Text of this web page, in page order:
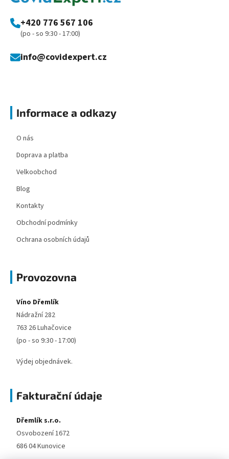
+420 776 567 106
(po - so 9:30 - 17:00)
info@covidexpert.cz
Informace a odkazy
O nás
Doprava a platba
Velkoobchod
Blog
Kontakty
Obchodní podmínky
Ochrana osobních údajů
Provozovna
Víno Dřemlík
Nádražní 282
763 26 Luhačovice
(po - so 9:30 - 17:00)
Výdej objednávek.
Fakturační údaje
Dřemlík s.r.o.
Osvobození 1672
686 04 Kunovice